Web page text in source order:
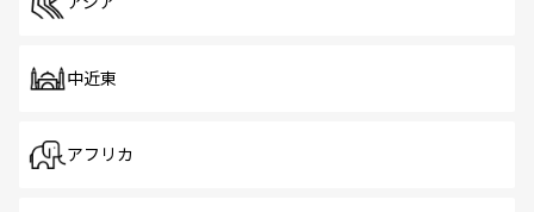
中近東
アフリカ